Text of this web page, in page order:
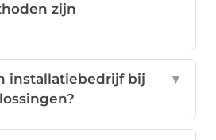
zijn
installatiebedrijf bij
▼